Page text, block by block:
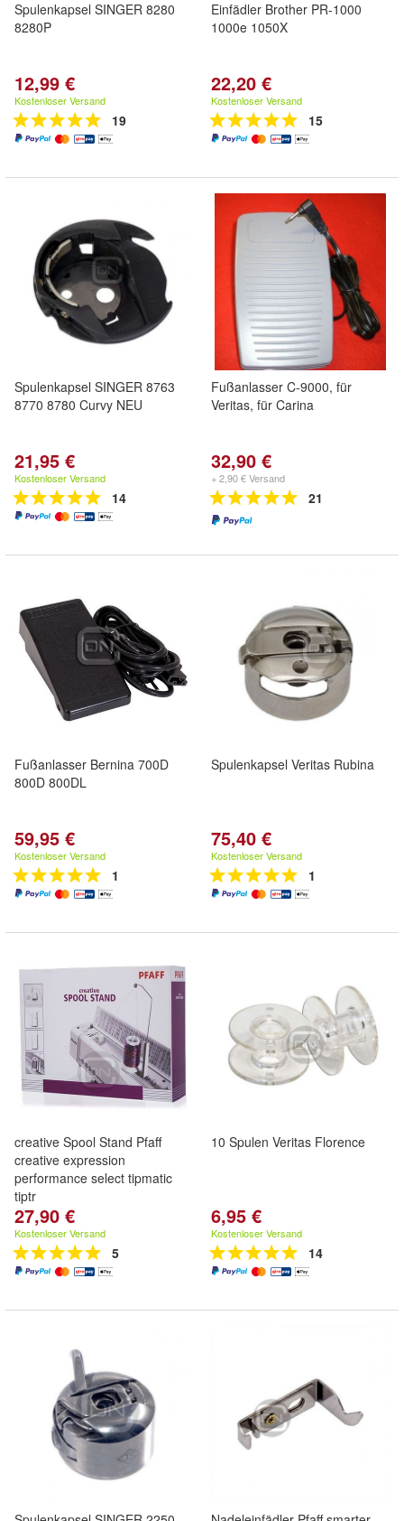
Spulenkapsel SINGER 8280
8280P
12,99 €
Kostenloser Versand
19
Einfädler Brother PR-1000
1000e 1050X
22,20 €
Kostenloser Versand
15
Spulenkapsel SINGER 8763
8770 8780 Curvy NEU
21,95 €
Kostenloser Versand
14
Fußanlasser C-9000, für
Veritas, für Carina
32,90 €
+ 2,90 € Versand
21
Fußanlasser Bernina 700D
800D 800DL
59,95 €
Kostenloser Versand
1
Spulenkapsel Veritas Rubina
75,40 €
Kostenloser Versand
1
creative Spool Stand Pfaff
creative expression
performance select tipmatic
tiptr
27,90 €
Kostenloser Versand
5
10 Spulen Veritas Florence
6,95 €
Kostenloser Versand
14